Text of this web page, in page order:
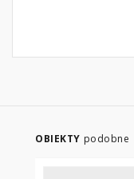
OBIEKTY podobne